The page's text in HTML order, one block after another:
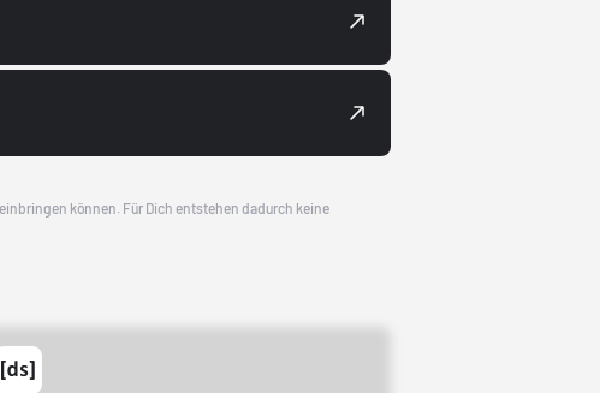
können. Für Dich entstehen dadurch keine